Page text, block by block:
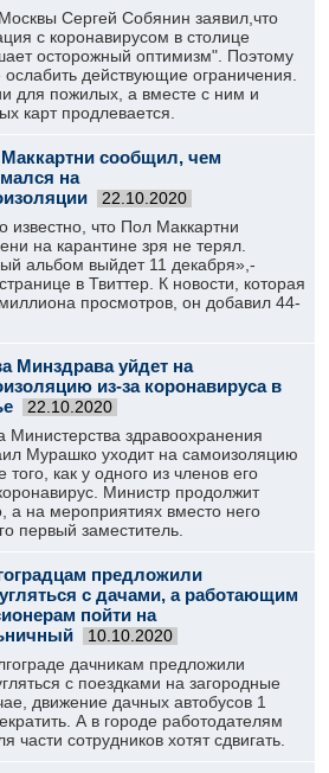
Сергей Собянин заявил,что
с коронавирусом в столице
осторожный оптимизм". Поэтому
действующие ограничения.
для пожилых, а вместе с ним и
карт продлевается.
сообщил, чем
на
22.10.2020
известно, что Пол Маккартни
на карантине зря не терял.
альбом выйдет 11 декабря»,-
в Твиттер. К новости, которая
просмотров, он добавил 44-
Минздрава уйдет на
из-за коронавируса в
22.10.2020
Министерства здравоохранения
Мурашко уходит на самоизоляцию
того, как у одного из членов его
Министр продолжит
а на мероприятиях вместо него
первый заместитель.
предложили
с дачами, а работающим
пойти на
10.10.2020
дачникам предложили
с поездками на загородные
движение дачных автобусов 1
А в городе работодателям
части сотрудников хотят сдвигать.